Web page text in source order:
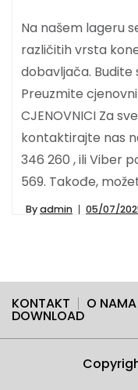
Na našem lageru
različitih vrsta
dobavljača.
Preuzmite
CJENOVNICI Za
kontaktirajte nas
346 260 , ili Viber
569. Takođe,
Byadmin 05/07/
KONTAKT O NAMA
DOWNLOAD